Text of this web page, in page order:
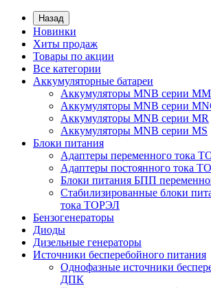
Назад
Новинки
Хиты продаж
Товары по акции
Все категории
Аккумуляторные батареи
Аккумуляторы MNB серии MM
Аккумуляторы MNB серии
Аккумуляторы MNB серии MR
Аккумуляторы MNB серии MS
Блоки питания
Адаптеры переменного тока
Адаптеры постоянного тока
Блоки питания БПП
Стабилизированные блоки
тока ТОРЭЛ
Бензогенераторы
Диоды
Дизельные генераторы
Источники бесперебойного питания
Однофазные источники
ДПК